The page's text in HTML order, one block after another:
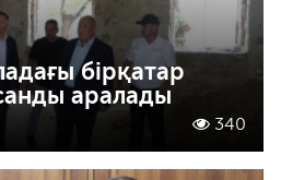
бірқатар
аралады
340